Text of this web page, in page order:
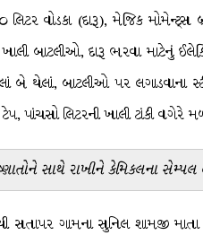
વોડકા (દારૂ), મેજિક મોમેન્ટ્સ
બાટલીઓ, દારૂ ભરવા માટેનું
થેલાં, બાટલીઓ પર લગાડવાના
પાંચસો લિટરની ખાલી ટાંકી વગેરે
સાથે રાખીને કેમિકલના સેમ્પલ
સતાપર ગામના સુનિલ શામજી